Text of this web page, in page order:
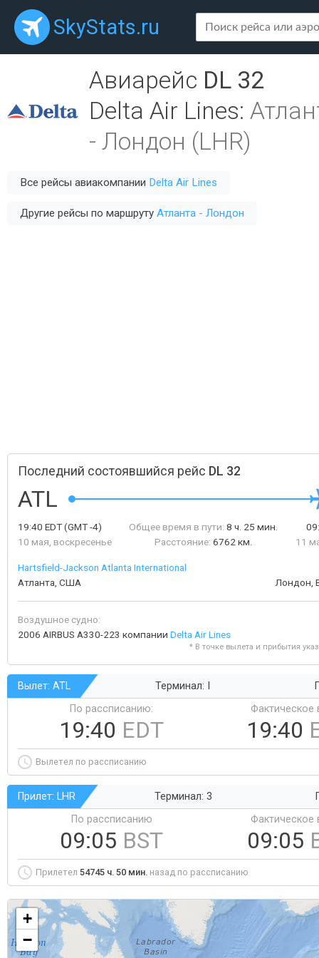
SkyStats.ru
Авиарейс DL 32
Delta Air Lines:
- Лондон (LHR)
Все рейсы авиакомпании Delta Air Lines
Другие рейсы по маршруту Атланта - Лондон
Последний состоявшийся рейс DL 32
ATL
19:40 EDT(GMT -4)
10 мая, воскресенье
Общее время в пути: 8 ч. 25 мин.
Расстояние: 6762 км.
11
Hartsfield-Jackson Atlanta International
Атланта, США
Лондон,
Воздушное судно:
2006 AIRBUS A330-223 компании Delta Air Lines
* В точке вылета и прибытия
Вылет: ATL Терминал: I
По рассписанию:
19:40 EDT
Фактическое
19:40
Вылетел по рассписанию
Прилет: LHR Терминал: 3
По рассписанию
09:05 BST
Фактическое
09:05
Прилетел 54745 ч. 50 мин. назад по рассписанию
+
−